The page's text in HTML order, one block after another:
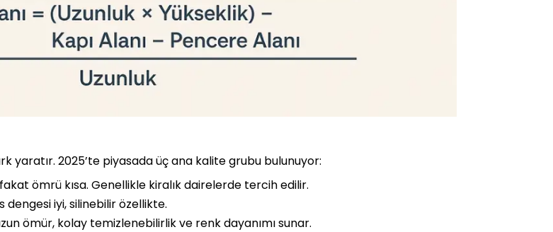
yaratır. 2025’te piyasada üç ana kalite grubu bulunuyor:
ömrü kısa. Genellikle kiralık dairelerde tercih edilir.
iyi, silinebilir özellikte.
ömür, kolay temizlenebilirlik ve renk dayanımı sunar.